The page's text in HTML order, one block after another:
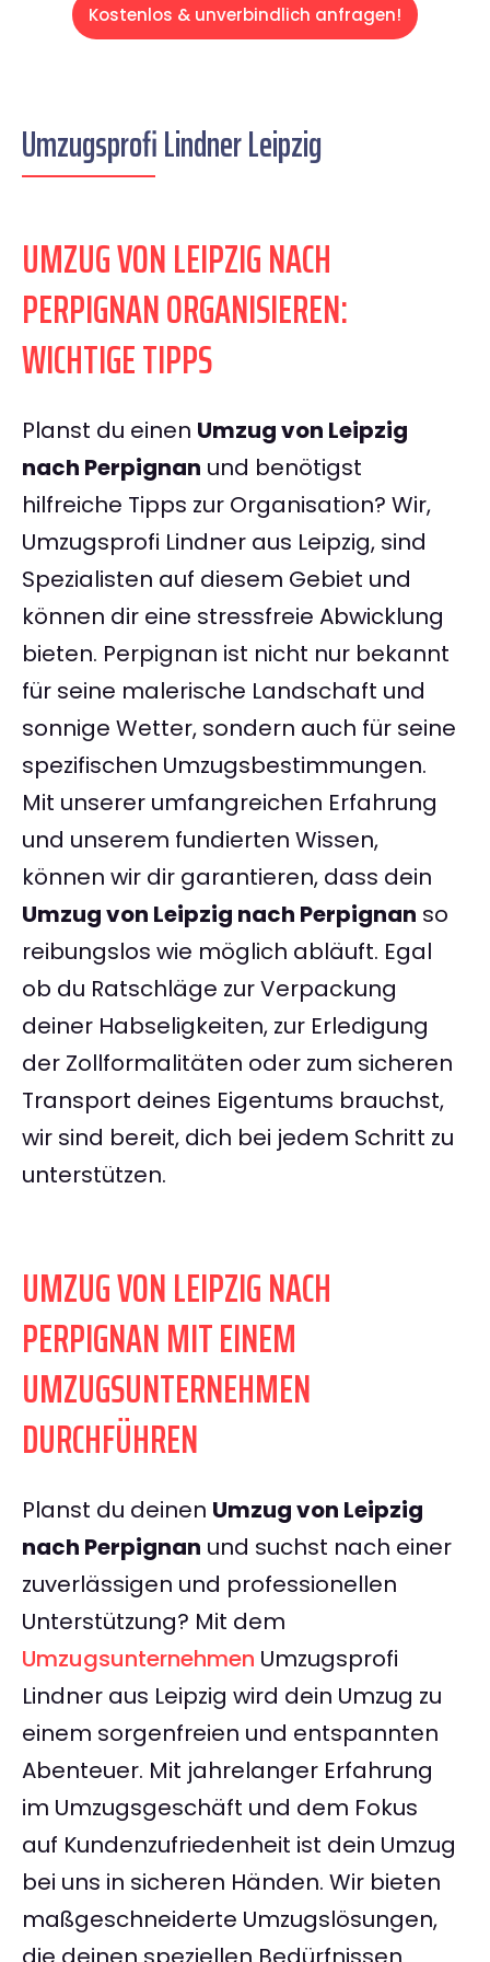
Kostenlos & unverbindlich anfragen!
Umzugsprofi Lindner Leipzig
UMZUG VON LEIPZIG NACH
PERPIGNAN ORGANISIEREN:
WICHTIGE TIPPS
Planst du einen Umzug von Leipzig
nach Perpignan und benötigst
hilfreiche Tipps zur Organisation? Wir,
Umzugsprofi Lindner aus Leipzig, sind
Spezialisten auf diesem Gebiet und
können dir eine stressfreie Abwicklung
bieten. Perpignan ist nicht nur bekannt
für seine malerische Landschaft und
sonnige Wetter, sondern auch für seine
spezifischen Umzugsbestimmungen.
Mit unserer umfangreichen Erfahrung
und unserem fundierten Wissen,
können wir dir garantieren, dass dein
Umzug von Leipzig nach Perpignan so
reibungslos wie möglich abläuft. Egal
ob du Ratschläge zur Verpackung
deiner Habseligkeiten, zur Erledigung
der Zollformalitäten oder zum sicheren
Transport deines Eigentums brauchst,
wir sind bereit, dich bei jedem Schritt zu
unterstützen.
UMZUG VON LEIPZIG NACH
PERPIGNAN MIT EINEM
UMZUGSUNTERNEHMEN
DURCHFÜHREN
Planst du deinen Umzug von Leipzig
nach Perpignan und suchst nach einer
zuverlässigen und professionellen
Unterstützung? Mit dem
Umzugsunternehmen Umzugsprofi
Lindner aus Leipzig wird dein Umzug zu
einem sorgenfreien und entspannten
Abenteuer. Mit jahrelanger Erfahrung
im Umzugsgeschäft und dem Fokus
auf Kundenzufriedenheit ist dein Umzug
bei uns in sicheren Händen. Wir bieten
maßgeschneiderte Umzugslösungen,